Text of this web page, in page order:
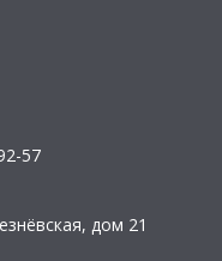
57
дом 21